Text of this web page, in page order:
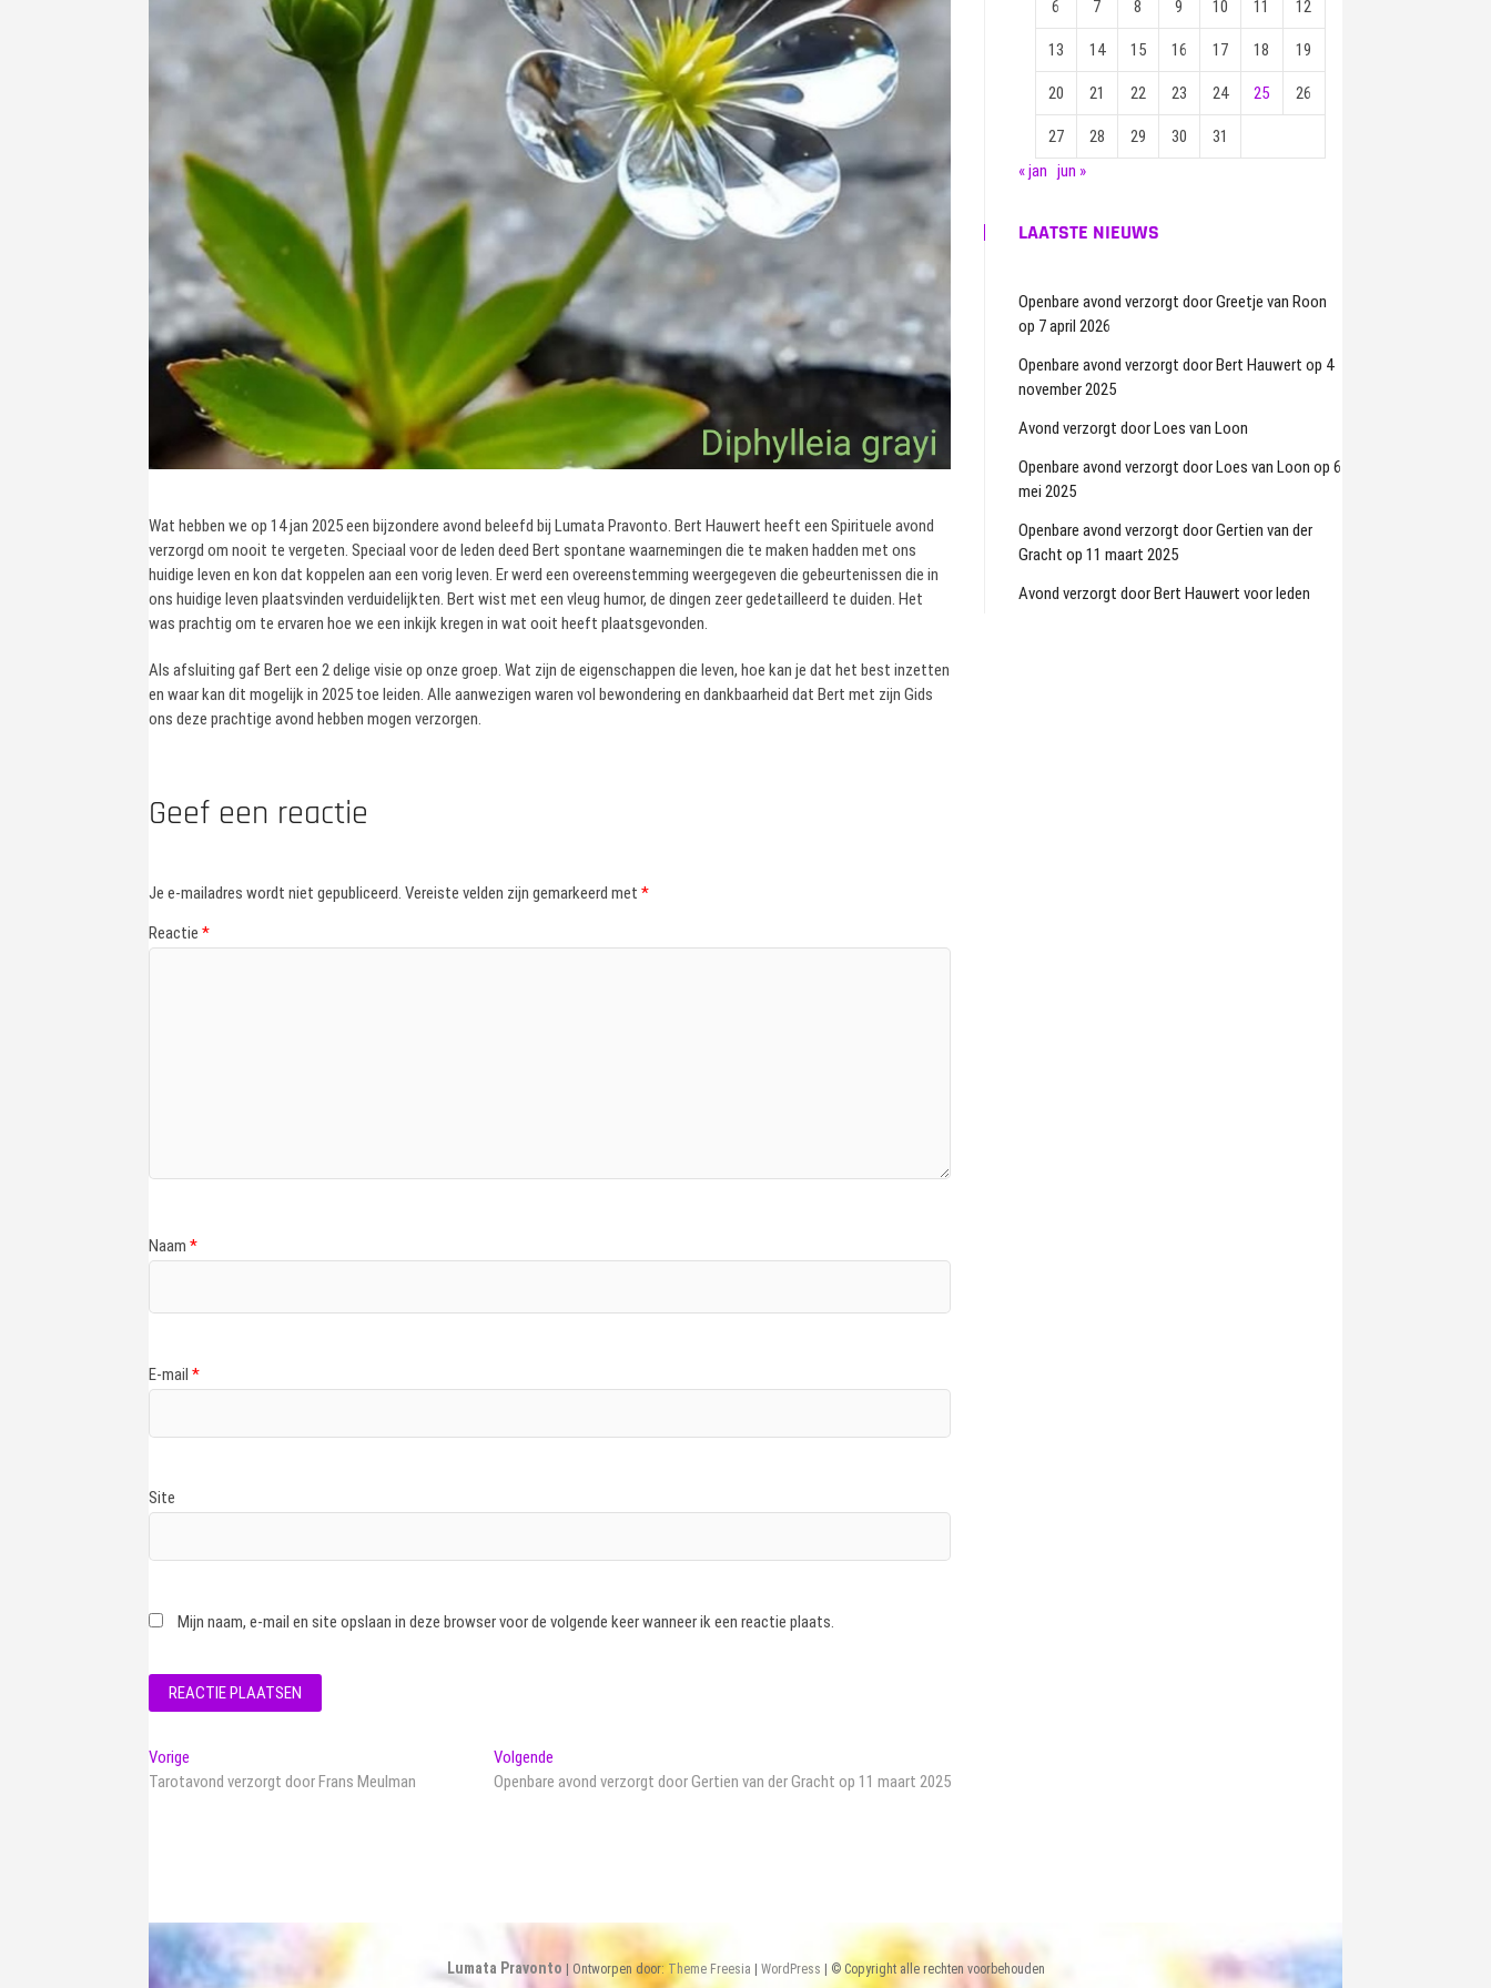
Wat hebben we op 14 jan 2025 een bijzondere avond beleefd bij Lumata Pravonto. Bert Hauwert heeft een Spirituele avond
verzorgd om nooit te vergeten. Speciaal voor de leden deed Bert spontane waarnemingen die te maken hadden met ons
huidige leven en kon dat koppelen aan een vorig leven. Er werd een overeenstemming weergegeven die gebeurtenissen die in
ons huidige leven plaatsvinden verduidelijkten. Bert wist met een vleug humor, de dingen zeer gedetailleerd te duiden. Het
was prachtig om te ervaren hoe we een inkijk kregen in wat ooit heeft plaatsgevonden.
Als afsluiting gaf Bert een 2 delige visie op onze groep. Wat zijn de eigenschappen die leven, hoe kan je dat het best inzetten
en waar kan dit mogelijk in 2025 toe leiden. Alle aanwezigen waren vol bewondering en dankbaarheid dat Bert met zijn Gids
ons deze prachtige avond hebben mogen verzorgen.
Geef een reactie
Je e-mailadres wordt niet gepubliceerd. Vereiste velden zijn gemarkeerd met*
Reactie*
Naam*
E-mail*
Site
Mijn naam, e-mail en site opslaan in deze browser voor de volgende keer wanneer ik een reactie plaats.
Bericht
navigatie
Vorige
bericht:
Tarotavond verzorgt door Frans Meulman
Volgende
bericht:
Openbare avond verzorgt door Gertien van der Gracht op 11 maart 2025
6 7 8 9 10 11 12
13 14 15 16 17 18 19
20 21 22 23 24 25 26
27 28 29 30
31
« jan jun »
LAATSTE NIEUWS
Openbare avond verzorgt door Greetje van Roon
op 7 april 2026
Openbare avond verzorgt door Bert Hauwert op 4
november 2025
Avond verzorgt door Loes van Loon
Openbare avond verzorgt door Loes van Loon op 6
mei 2025
Openbare avond verzorgt door Gertien van der
Gracht op 11 maart 2025
Avond verzorgt door Bert Hauwert voor leden
Lumata Pravonto | Ontworpen door: Theme Freesia WordPress | © Copyright alle rechten voorbehouden